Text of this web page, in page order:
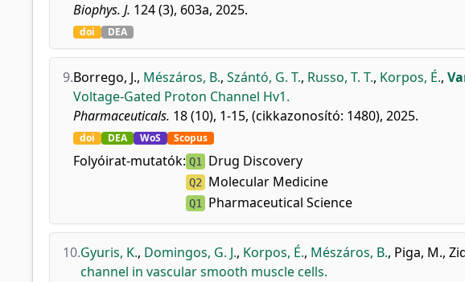
Biophys. J. 124 (3), 603a, 2025.
doi DEA
9.Borrego, J., Mészáros, B., Szántó, G. T., Russo, T. T., Korpos, É.,
Voltage-Gated Proton Channel Hv1.
Pharmaceuticals. 18 (10), 1-15, (cikkazonosító: 1480), 2025.
doi DEA WoS Scopus
Folyóirat-mutatók: Q1 Drug Discovery
Q2 Molecular Medicine
Q1 Pharmaceutical Science
10.Gyuris, K., Domingos, G. J., Korpos, É., Mészáros, B., Piga, M.,
channel in vascular smooth muscle cells.